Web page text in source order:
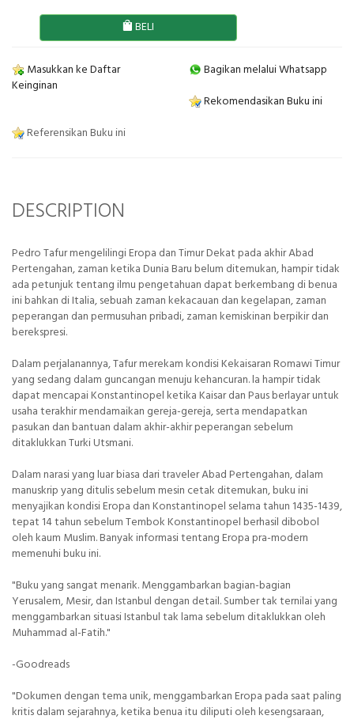
BELI
Masukkan ke Daftar
Keinginan
Bagikan melalui Whatsapp
Rekomendasikan Buku ini
Referensikan Buku ini
DESCRIPTION
Pedro Tafur mengelilingi Eropa dan Timur Dekat pada akhir Abad
Pertengahan, zaman ketika Dunia Baru belum ditemukan, hampir tidak
ada petunjuk tentang ilmu pengetahuan dapat berkembang di benua
ini bahkan di Italia, sebuah zaman kekacauan dan kegelapan, zaman
peperangan dan permusuhan pribadi, zaman kemiskinan berpikir dan
berekspresi.
Dalam perjalanannya, Tafur merekam kondisi Kekaisaran Romawi Timur
yang sedang dalam guncangan menuju kehancuran. la hampir tidak
dapat mencapai Konstantinopel ketika Kaisar dan Paus berlayar untuk
usaha terakhir mendamaikan gereja-gereja, serta mendapatkan
pasukan dan bantuan dalam akhir-akhir peperangan sebelum
ditaklukkan Turki Utsmani.
Dalam narasi yang luar biasa dari traveler Abad Pertengahan, dalam
manuskrip yang ditulis sebelum mesin cetak ditemukan, buku ini
menyajikan kondisi Eropa dan Konstantinopel selama tahun 1435-1439,
tepat 14 tahun sebelum Tembok Konstantinopel berhasil dibobol
oleh kaum Muslim. Banyak informasi tentang Eropa pra-modern
memenuhi buku ini.
"Buku yang sangat menarik. Menggambarkan bagian-bagian
Yerusalem, Mesir, dan Istanbul dengan detail. Sumber tak ternilai yang
menggambarkan situasi Istanbul tak lama sebelum ditaklukkan oleh
Muhammad al-Fatih."
-Goodreads
"Dokumen dengan tema unik, menggambarkan Eropa pada saat paling
kritis dalam sejarahnya, ketika benua itu diliputi oleh kesengsaraan,